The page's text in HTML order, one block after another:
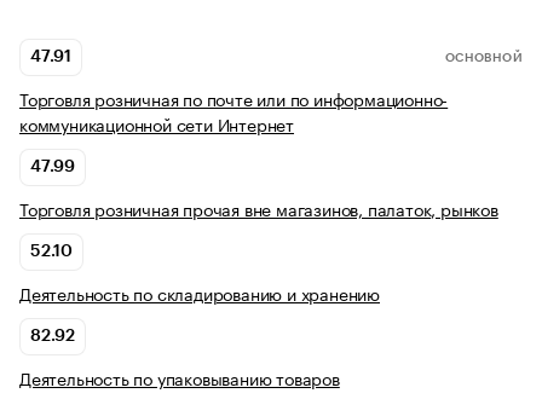
47.91 ОСНОВНОЙ
Торговля розничная по почте или по информационно-
коммуникационной сети Интернет
47.99
Торговля розничная прочая вне магазинов, палаток, рынков
52.10
Деятельность по складированию и хранению
82.92
Деятельность по упаковыванию товаров